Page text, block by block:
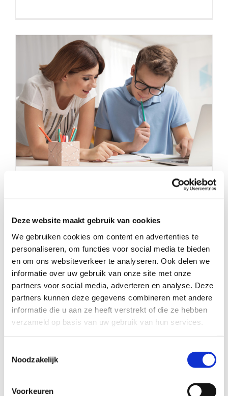
Deze website maakt gebruik van cookies
We gebruiken cookies om content en advertenties te
personaliseren, om functies voor social media te bieden
en om ons websiteverkeer te analyseren. Ook delen we
informatie over uw gebruik van onze site met onze
partners voor social media, adverteren en analyse. Deze
partners kunnen deze gegevens combineren met andere
informatie die u aan ze heeft verstrekt of die ze hebben
verzameld op basis van uw gebruik van hun services.
Noodzakelijk
Voorkeuren
ORGANISATIENIEUWS